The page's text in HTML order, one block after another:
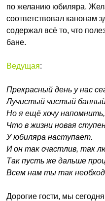
по желанию юбиляра.
соответствовал канонам
содержал всё то, что
бане.
Ведущая:
Прекрасный день у нас
Лучистый чистый
Но я ещё хочу напомнить,
Что в жизни новая
У юбиляра наступает.
И он так счастлив, так
Так пусть же дальше
Всем нам ты так
Дорогие гости, мы